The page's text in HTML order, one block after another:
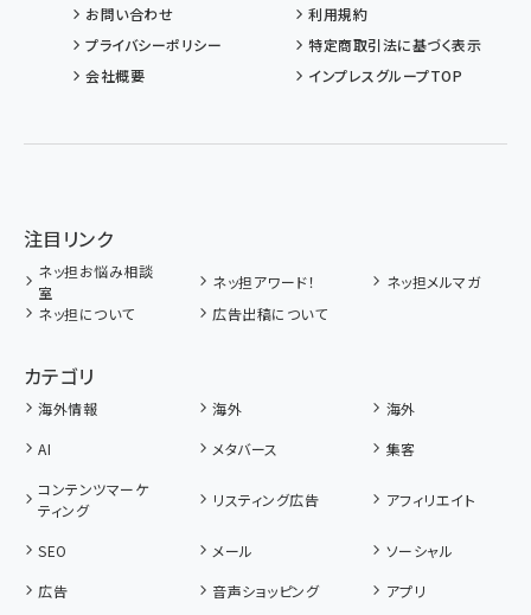
お問い合わせ
利用規約
プライバシーポリシー
特定商取引法に基づく表示
会社概要
インプレスグループTOP
注目リンク
ネッ担お悩み相談
室
ネッ担アワード！
ネッ担メルマガ
ネッ担について
広告出稿について
カテゴリ
海外情報 海外
海外
AI
メタバース
集客
コンテンツマーケ
ティング
リスティング広告 アフィリエイト
SEO メール
ソーシャル
広告
音声ショッピング
アプリ